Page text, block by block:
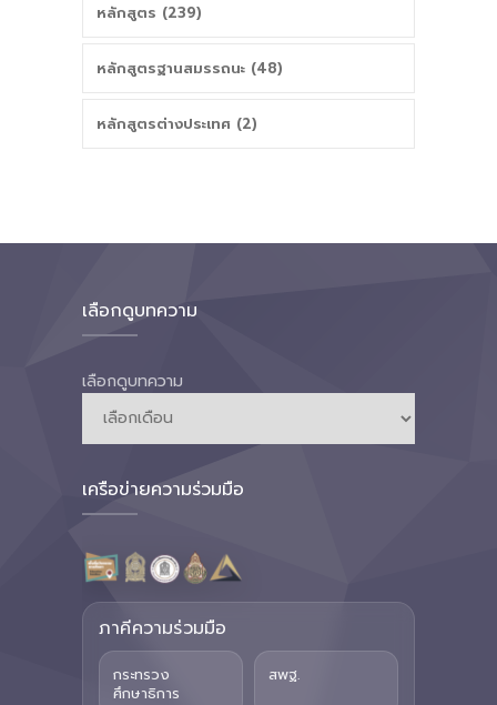
หลักสูตร (239)
หลักสูตรฐานสมรรถนะ (48)
หลักสูตรต่างประเทศ (2)
เลือกดูบทความ
เลือกดูบทความ
เครือข่ายความร่วมมือ
ภาคีความร่วมมือ
กระทรวง
ศึกษาธิการ
สพฐ.